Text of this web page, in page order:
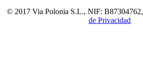
© 2017 Via Polonia S.L., NIF: B87304762,
de Privacidad